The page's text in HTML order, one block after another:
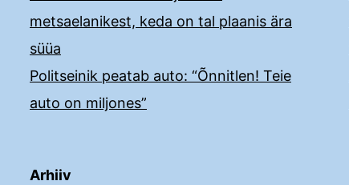
metsaelanikest, keda on tal plaanis ära
süüa
Politseinik peatab auto: “Õnnitlen! Teie
auto on miljones”
Arhiiv